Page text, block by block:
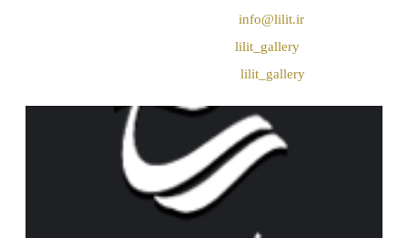
info@lilit.ir
lilit_gallery
lilit_gallery